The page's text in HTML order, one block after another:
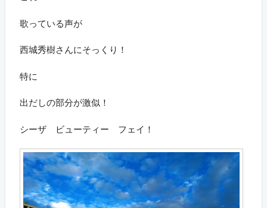
歌っている声が
西城秀樹さんにそっくり！
特に
出だしの部分が激似！
シーザ ビューティー フェイ！